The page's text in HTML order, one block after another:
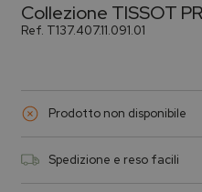
Collezione TISSOT
Ref. T137.407.11.091.01
Prodotto non disponibile
Spedizione e reso facili